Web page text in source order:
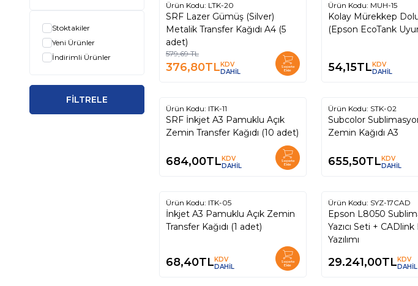
Stoktakiler
Yeni Ürünler
İndirimli Ürünler
FİLTRELE
%
35
Ürün Kodu: LTK-20
SRF Lazer Gümüş (Silver)
Metalik Transfer Kağıdı A4 (5
adet)
579,69TL
376,80TLKDV
DAHİL
Sepete
Ekle
Ürün Kodu: MUH-15
Kolay Mürekkep
(Epson EcoTank
54,15TLKDV
DAHİL
Ürün Kodu: ITK-11
SRF İnkjet A3 Pamuklu Açık
Zemin Transfer Kağıdı (10 adet)
684,00TLKDV
DAHİL
Sepete
Ekle
Ürün Kodu: STK-02
Subcolor
Zemin Kağıdı A3
655,50TLKDV
DAHİL
Ürün Kodu: ITK-05
İnkjet A3 Pamuklu Açık Zemin
Transfer Kağıdı (1 adet)
68,40TLKDV
DAHİL
Sepete
Ekle
Yeni
Ürün Kodu: SYZ-17CAD
Epson L8050
Yazıcı Seti + CADlink
Yazılımı
29.241,00TLKDV
DAHİL